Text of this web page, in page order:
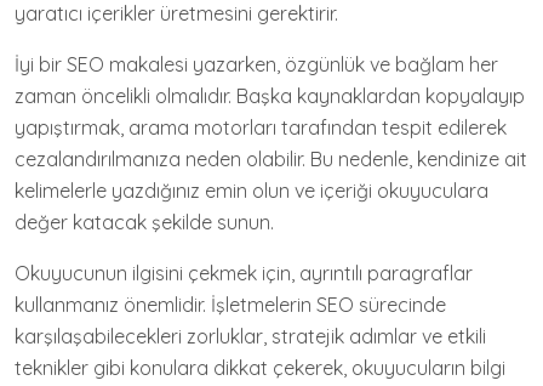
yaratıcı içerikler üretmesini gerektirir.
İyi bir SEO makalesi yazarken, özgünlük ve bağlam her
zaman öncelikli olmalıdır. Başka kaynaklardan kopyalayıp
yapıştırmak, arama motorları tarafından tespit edilerek
cezalandırılmanıza neden olabilir. Bu nedenle, kendinize ait
kelimelerle yazdığınız emin olun ve içeriği okuyuculara
değer katacak şekilde sunun.
Okuyucunun ilgisini çekmek için, ayrıntılı paragraflar
kullanmanız önemlidir. İşletmelerin SEO sürecinde
karşılaşabilecekleri zorluklar, stratejik adımlar ve etkili
teknikler gibi konulara dikkat çekerek, okuyucuların bilgi